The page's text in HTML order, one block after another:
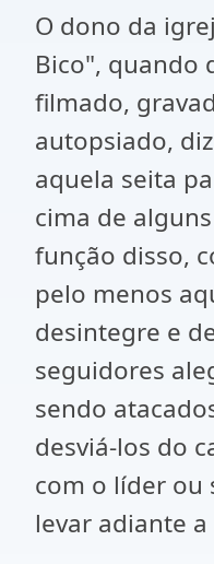
O dono da
Bico", quando
filmado,
autopsiado,
aquela seita
cima de
função disso,
pelo menos
desintegre e
seguidores
sendo
desviá-los do
com o líder ou
levar adiante